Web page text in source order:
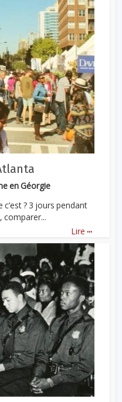
en Géorgie
? 3 jours pendant
comparer...
Lire ...